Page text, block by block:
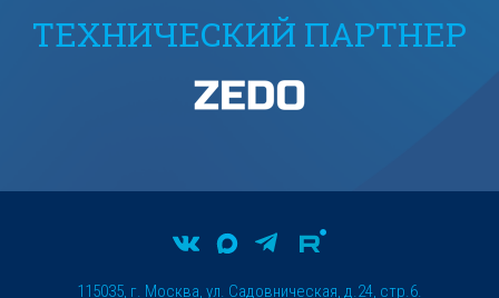
ТЕХНИЧЕСКИЙ ПАРТНЕР
115035, г. Москва, ул. Садовническая, д.24, стр.6.